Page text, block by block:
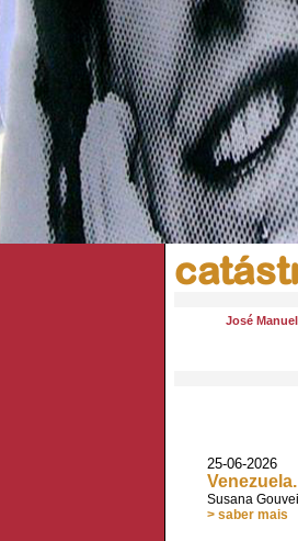
José
25-06-
Susana
> saber mais